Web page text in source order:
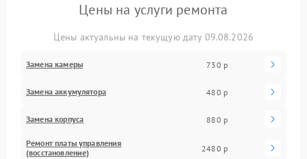
Цены на услуги ремонта
Цены актуальны на текущую дату 09.08.2026
Замена камеры 730 р
Замена аккумулятора 480 р
Замена корпуса 880 р
Ремонт платы управления
(восстановление)
2480 р